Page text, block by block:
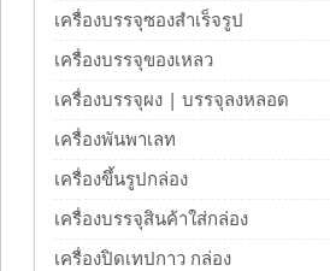
เครื่องบรรจุซองสำเร็จรูป
เครื่องบรรจุของเหลว
เครื่องบรรจุผง | บรรจุลงหลอด
เครื่องพันพาเลท
เครื่องขึ้นรูปกล่อง
เครื่องบรรจุสินค้าใส่กล่อง
เครื่องปิดเทปกาว กล่อง